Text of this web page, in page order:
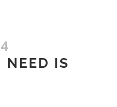
NEED IS